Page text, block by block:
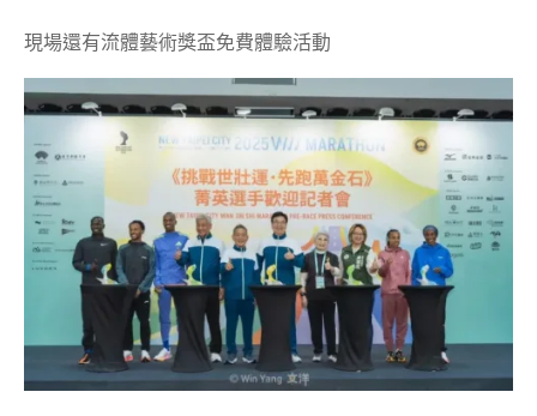
現場還有流體藝術獎盃免費體驗活動